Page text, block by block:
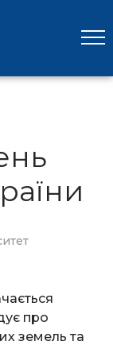
про
земель та